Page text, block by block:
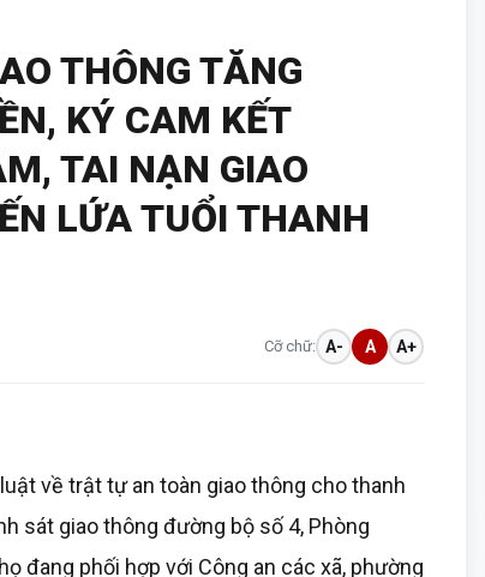
THÔNG TĂNG
KÝ CAM KẾT
TAI NẠN GIAO
LỨA TUỔI THANH
Cỡ chữ: A- A A+
về trật tự an toàn giao thông cho thanh
sát giao thông đường bộ số 4, Phòng
đang phối hợp với Công an các xã, phường